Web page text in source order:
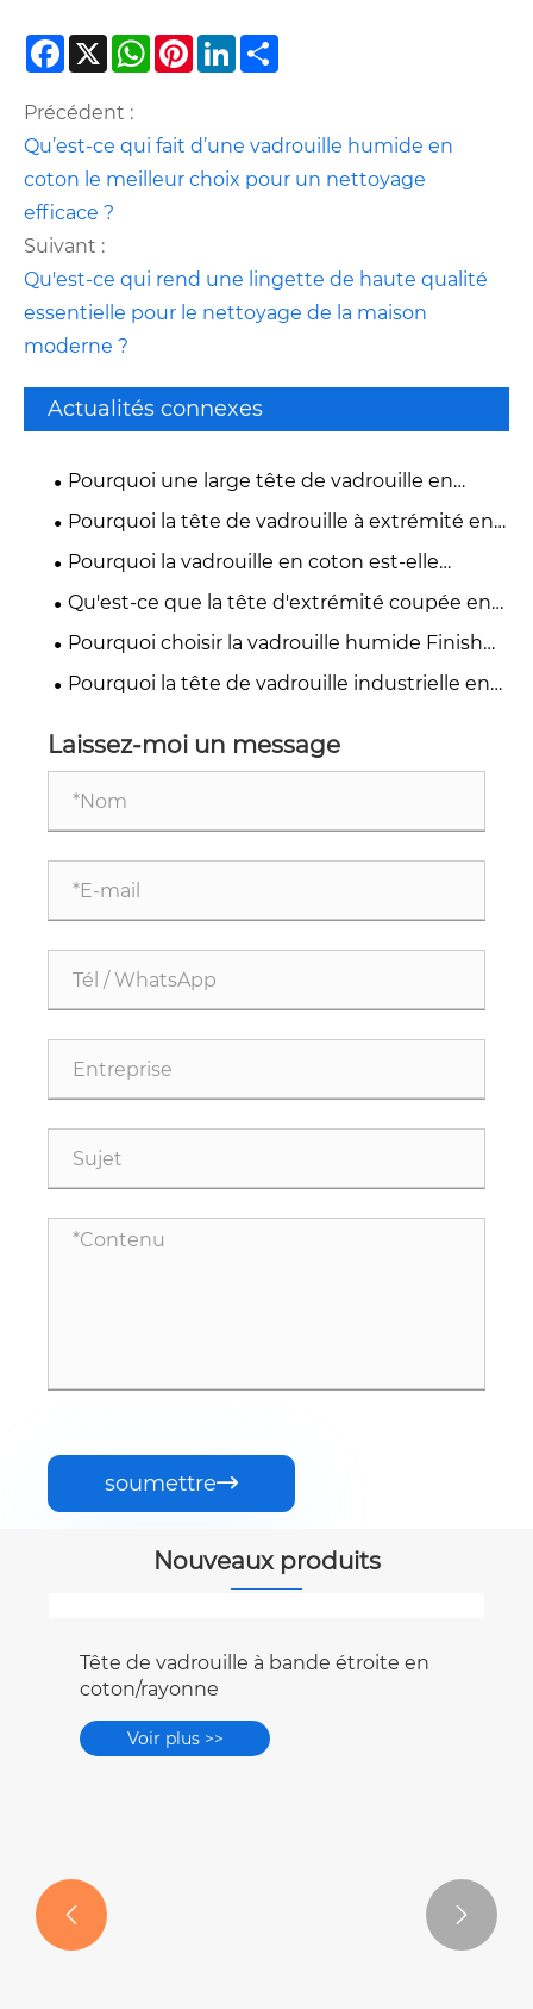
Facebook
X WhatsApp
PinterestLinkedIn
Précédent :
Qu’est-ce qui fait d’une vadrouille humide en
coton le meilleur choix pour un nettoyage
efficace ?
Suivant :
Qu'est-ce qui rend une lingette de haute qualité
essentielle pour le nettoyage de la maison
moderne ?
Actualités connexes
Pourquoi une large tête de vadrouille en
coton à vis en plastique est-elle essentielle
pour un nettoyage efficace des sols ?
Pourquoi la tête de vadrouille à extrémité en
boucle à vis en coton est-elle essentielle pour
un nettoyage commercial efficace ?
Pourquoi la vadrouille en coton est-elle
essentielle pour un nettoyage extérieur sans
Qu'est-ce que la tête d'extrémité coupée en
coton avec clip dans les systèmes de nettoyage
modernes ?
Pourquoi choisir la vadrouille humide Finish
Cotton pour des résultats de nettoyage
supérieurs ?
Pourquoi la tête de vadrouille industrielle en
nettoyage commercial ?
Laissez-moi un message
soumettre
Nouveaux produits
 